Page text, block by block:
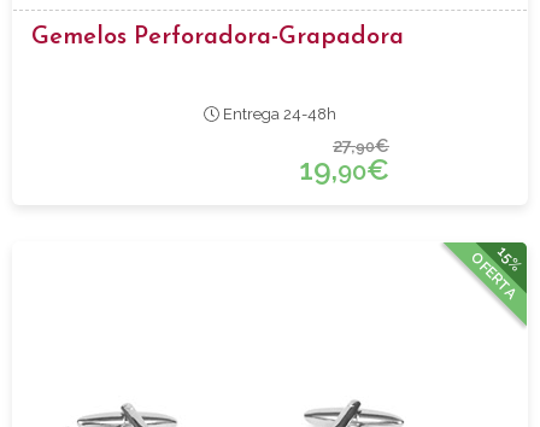
Gemelos Perforadora-Grapadora
Entrega 24-48h
27,90€
19,90€
15%
OFERTA